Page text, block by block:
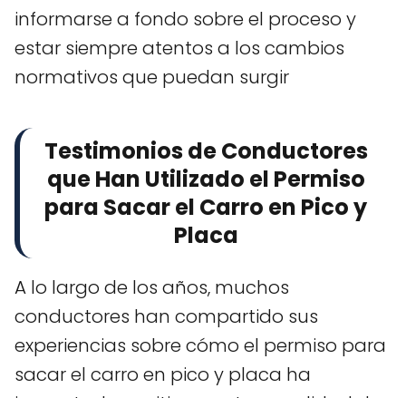
informarse a fondo sobre el proceso y
estar siempre atentos a los cambios
normativos que puedan surgir
Testimonios de Conductores
que Han Utilizado el Permiso
para Sacar el Carro en Pico y
Placa
A lo largo de los años, muchos
conductores han compartido sus
experiencias sobre cómo el permiso para
sacar el carro en pico y placa ha